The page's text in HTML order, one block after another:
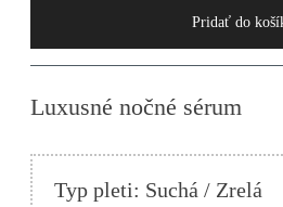
Luxusné nočné sérum
Typ pleti: Suchá / Zrelá